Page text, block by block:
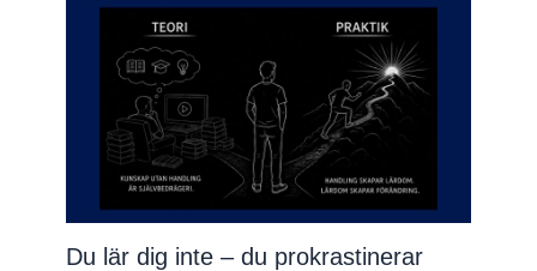
Du lär dig inte – du prokrastinerar